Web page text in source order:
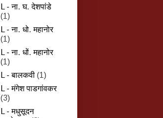
L - ना. घ. देशपांडे
(1)
L - ना. धो. महानोर
(1)
L - ना. धों. महानोर
(1)
L - बालकवी (1)
L - मंगेश पाडगांवकर
(3)
L - मधुसूदन